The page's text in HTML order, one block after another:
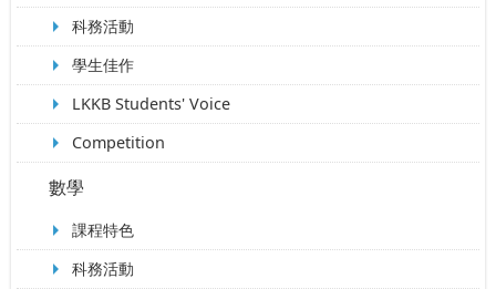
科務活動
學生佳作
LKKB Students' Voice
Competition
數學
課程特色
科務活動